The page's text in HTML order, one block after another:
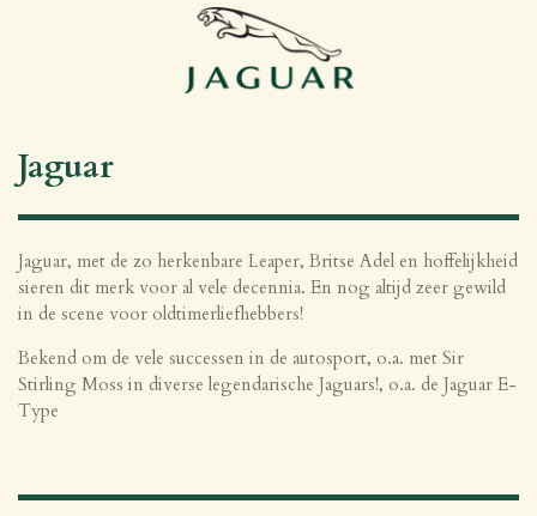
Jaguar
Jaguar, met de zo herkenbare Leaper, Britse Adel en hoffelijkheid
sieren dit merk voor al vele decennia. En nog altijd zeer gewild
in de scene voor oldtimerliefhebbers!
Bekend om de vele successen in de autosport, o.a. met Sir
Stirling Moss in diverse legendarische Jaguars!, o.a. de Jaguar E-
Type